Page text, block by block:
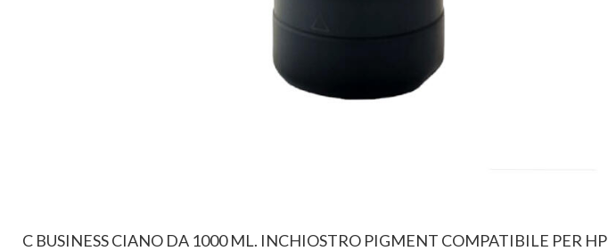
C BUSINESS CIANO DA 1000 ML. INCHIOSTRO PIGMENT COMPATIBILE PER HP